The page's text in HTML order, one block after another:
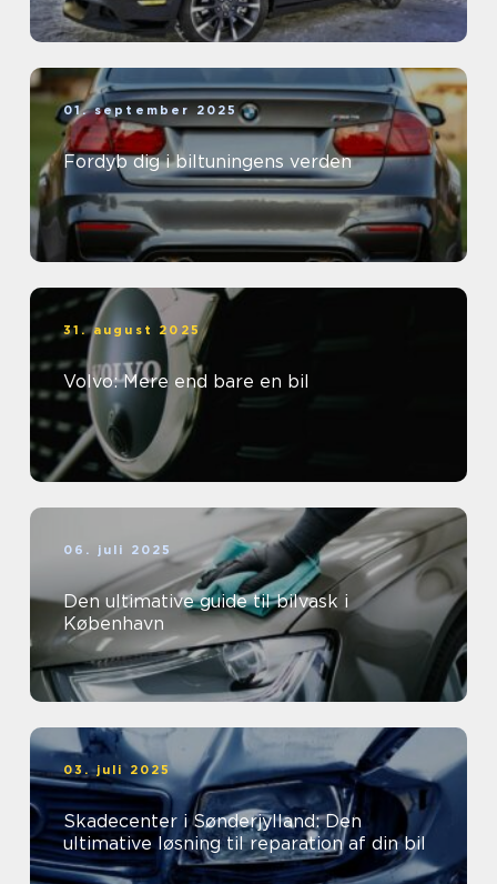
01. september 2025
Fordyb dig i biltuningens verden
31. august 2025
Volvo: Mere end bare en bil
06. juli 2025
Den ultimative guide til bilvask i
København
03. juli 2025
Skadecenter i Sønderjylland: Den
ultimative løsning til reparation af din bil